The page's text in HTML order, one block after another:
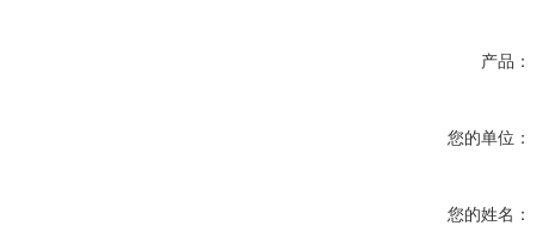
产品：
您的单位：
您的姓名：